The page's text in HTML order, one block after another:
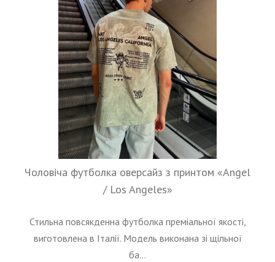
Чоловіча футболка оверсайз з принтом «Angel
/ Los Angeles»
Стильна повсякденна футболка преміальної якості,
виготовлена в Італії. Модель виконана зі щільної
ба...